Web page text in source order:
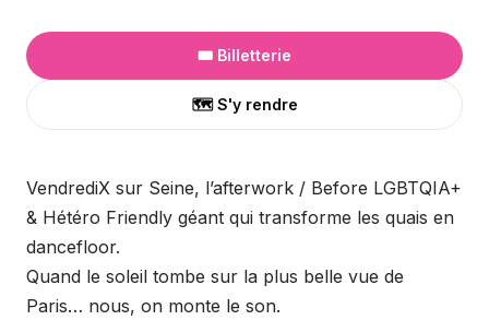
🎟️ Billetterie
🗺️ S'y rendre
VendrediX sur Seine, l’afterwork / Before LGBTQIA+
& Hétéro Friendly géant qui transforme les quais en
dancefloor.
Quand le soleil tombe sur la plus belle vue de
Paris… nous, on monte le son.